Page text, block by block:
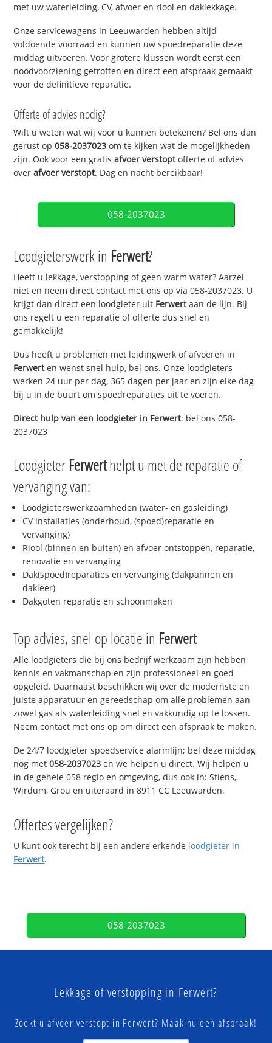
met uw waterleiding, CV, afvoer en riool en daklekkage.
Onze servicewagens in Leeuwarden hebben altijd
voldoende voorraad en kunnen uw spoedreparatie deze
middag uitvoeren. Voor grotere klussen wordt eerst een
noodvoorziening getroffen en direct een afspraak gemaakt
voor de definitieve reparatie.
Offerte of advies nodig?
Wilt u weten wat wij voor u kunnen betekenen? Bel ons dan
gerust op058-2037023 om te kijken wat de mogelijkheden
zijn. Ook voor een gratisafvoer verstoptofferte of advies
overafvoer verstopt. Dag en nacht bereikbaar!
058-2037023
Loodgieterswerk in Ferwert?
Heeft u lekkage, verstopping of geen warm water? Aarzel
niet en neem direct contact met ons op via 058-2037023. U
krijgt dan direct een loodgieter uit Ferwertaan de lijn. Bij
ons regelt u een reparatie of offerte dus snel en
gemakkelijk!
Dus heeft u problemen met leidingwerk of afvoeren in
Ferwerten wenst snel hulp, bel ons. Onze loodgieters
werken 24 uur per dag, 365 dagen per jaar en zijn elke dag
bij u in de buurt om spoedreparaties uit te voeren.
Direct hulp van een loodgieter in Ferwert: bel ons 058-
2037023
Loodgieter Ferwerthelpt u met de reparatie of
vervanging van:
Loodgieterswerkzaamheden (water- en gasleiding)
CV installaties (onderhoud, (spoed)reparatie en
vervanging)
Riool (binnen en buiten) en afvoer ontstoppen, reparatie,
renovatie en vervanging
Dak(spoed)reparaties en vervanging (dakpannen en
dakleer)
Dakgoten reparatie en schoonmaken
Top advies, snel op locatie in Ferwert
Alle loodgieters die bij ons bedrijf werkzaam zijn hebben
kennis en vakmanschap en zijn professioneel en goed
opgeleid. Daarnaast beschikken wij over de modernste en
juiste apparatuur en gereedschap om alle problemen aan
zowel gas als waterleiding snel en vakkundig op te lossen.
Neem contact met ons op om direct een afspraak te maken.
De 24/7 loodgieter spoedservice alarmlijn; bel deze middag
nog met058-2037023 en we helpen u direct. Wij helpen u
in de gehele 058 regio en omgeving, dus ook in: Stiens,
Wirdum, Grou en uiteraard in 8911 CC Leeuwarden.
Offertes vergelijken?
U kunt ook terecht bij een andere erkende loodgieter in
Ferwert.
058-2037023
Lekkage of verstopping in Ferwert?
Zoekt u afvoer verstopt in Ferwert? Maak nu een afspraak!